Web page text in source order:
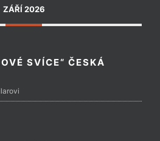
ZÁŘÍ 2026
SVÍCE“ ČESKÁ